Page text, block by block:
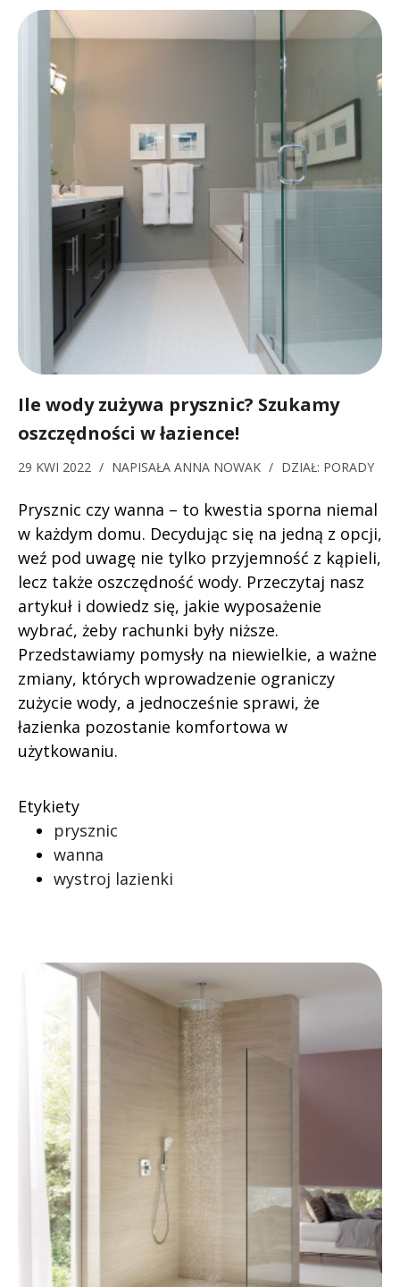
Ile wody zużywa prysznic? Szukamy
oszczędności w łazience!
29 KWI 2022 / NAPISAŁA ANNA NOWAK / DZIAŁ: PORADY
Prysznic czy wanna – to kwestia sporna niemal
w każdym domu. Decydując się na jedną z opcji,
weź pod uwagę nie tylko przyjemność z kąpieli,
lecz także oszczędność wody. Przeczytaj nasz
artykuł i dowiedz się, jakie wyposażenie
wybrać, żeby rachunki były niższe.
Przedstawiamy pomysły na niewielkie, a ważne
zmiany, których wprowadzenie ograniczy
zużycie wody, a jednocześnie sprawi, że
łazienka pozostanie komfortowa w
użytkowaniu.
Etykiety
prysznic
wanna
wystroj lazienki